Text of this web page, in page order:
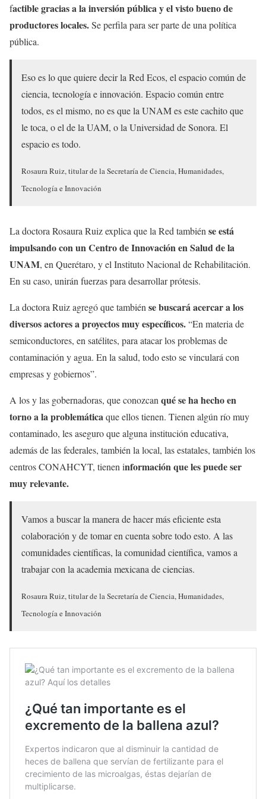
factible gracias a la inversión pública y el visto bueno de
productores locales.Se perfila para ser parte de una política
pública.
Eso es lo que quiere decir la Red Ecos, el espacio común de
ciencia, tecnología e innovación. Espacio común entre
todos, es el mismo, no es que la UNAM es este cachito que
le toca, o el de la UAM, o la Universidad de Sonora. El
espacio es todo.
Rosaura Ruiz, titular de la Secretaría de Ciencia, Humanidades,
Tecnología e Innovación
La doctora Rosaura Ruiz explica que la Red también se está
impulsando con un Centro de Innovación en Salud de la
UNAM, en Querétaro, y el Instituto Nacional de Rehabilitación.
En su caso, unirán fuerzas para desarrollar prótesis.
La doctora Ruiz agregó que también se buscará acercar a los
diversos actores a proyectos muy específicos.“En materia de
semiconductores, en satélites, para atacar los problemas de
contaminación y agua. En la salud, todo esto se vinculará con
empresas y gobiernos”.
A los y las gobernadoras, que conozcan qué se ha hecho en
torno a la problemáticaque ellos tienen. Tienen algún río muy
contaminado, les aseguro que alguna institución educativa,
además de las federales, también la local, las estatales, también los
centros CONAHCYT, tienen información que les puede ser
muy relevante.
Vamos a buscar la manera de hacer más eficiente esta
colaboración y de tomar en cuenta sobre todo esto. A las
comunidades científicas, la comunidad científica, vamos a
trabajar con la academia mexicana de ciencias.
Rosaura Ruiz, titular de la Secretaría de Ciencia, Humanidades,
Tecnología e Innovación